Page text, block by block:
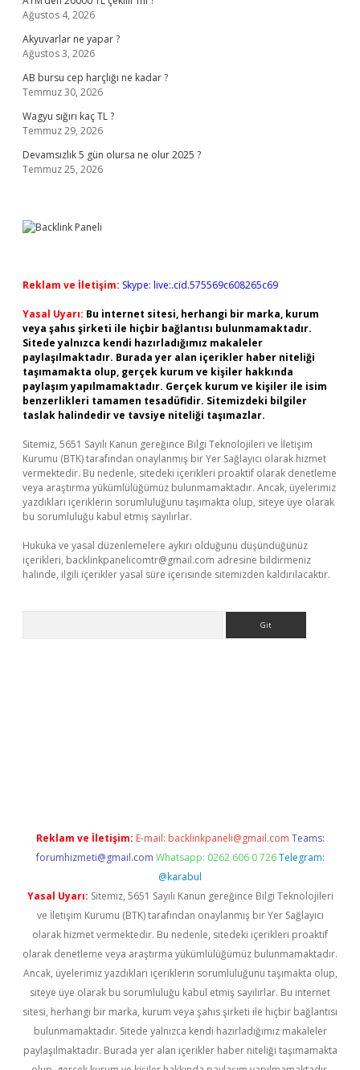
Ağustos 4, 2026
Akyuvarlar ne yapar ?
Ağustos 3, 2026
AB bursu cep harçlığı ne kadar ?
Temmuz 30, 2026
Wagyu sığırı kaç TL ?
Temmuz 29, 2026
Devamsızlık 5 gün olursa ne olur 2025 ?
Temmuz 25, 2026
Reklam ve İletişim: Skype: live:.cid.575569c608265c69
Yasal Uyarı: Bu internet sitesi, herhangi bir marka, kurum
veya şahıs şirketi ile hiçbir bağlantısı bulunmamaktadır.
Sitede yalnızca kendi hazırladığımız makaleler
paylaşılmaktadır. Burada yer alan içerikler haber niteliği
taşımamakta olup, gerçek kurum ve kişiler hakkında
paylaşım yapılmamaktadır. Gerçek kurum ve kişiler ile isim
benzerlikleri tamamen tesadüfidir. Sitemizdeki bilgiler
taslak halindedir ve tavsiye niteliği taşımazlar.
Sitemiz, 5651 Sayılı Kanun gereğince Bilgi Teknolojileri ve İletişim
Kurumu (BTK) tarafından onaylanmış bir Yer Sağlayıcı olarak hizmet
vermektedir. Bu nedenle, sitedeki içerikleri proaktif olarak denetleme
veya araştırma yükümlülüğümüz bulunmamaktadır. Ancak, üyelerimiz
yazdıkları içeriklerin sorumluluğunu taşımakta olup, siteye üye olarak
bu sorumluluğu kabul etmiş sayılırlar.
Hukuka ve yasal düzenlemelere aykırı olduğunu düşündüğünüz
içerikleri, backlinkpanelicomtr@gmail.com adresine bildirmeniz
halinde, ilgili içerikler yasal süre içerisinde sitemizden kaldırılacaktır.
Reklam ve İletişim: E-mail: backlinkpaneli@gmail.com Teams:
forumhizmeti@gmail.com Whatsapp: 0262 606 0 726 Telegram:
@karabul
Yasal Uyarı: Sitemiz, 5651 Sayılı Kanun gereğince Bilgi Teknolojileri
ve İletişim Kurumu (BTK) tarafından onaylanmış bir Yer Sağlayıcı
olarak hizmet vermektedir. Bu nedenle, sitedeki içerikleri proaktif
olarak denetleme veya araştırma yükümlülüğümüz bulunmamaktadır.
Ancak, üyelerimiz yazdıkları içeriklerin sorumluluğunu taşımakta olup,
siteye üye olarak bu sorumluluğu kabul etmiş sayılırlar. Bu internet
sitesi, herhangi bir marka, kurum veya şahıs şirketi ile hiçbir bağlantısı
bulunmamaktadır. Sitede yalnızca kendi hazırladığımız makaleler
paylaşılmaktadır. Burada yer alan içerikler haber niteliği taşımamakta